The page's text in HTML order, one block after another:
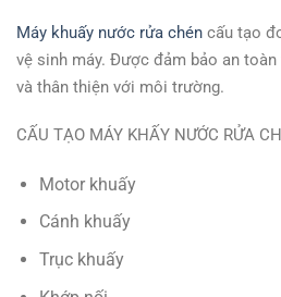
Máy khuấy nước rửa chén cấu tạo
vệ sinh máy. Được đảm bảo an toàn
và thân thiện với môi trường.
CẤU TẠO MÁY KHẤY NƯỚC RỬA
Motor khuấy
Cánh khuấy
Trục khuấy